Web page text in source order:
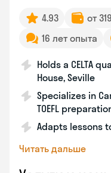
4.93
от
16 лет опыта
Holds a CELTA
House, Seville
Specializes in
TOEFL
Adapts lessons
Читать дальше